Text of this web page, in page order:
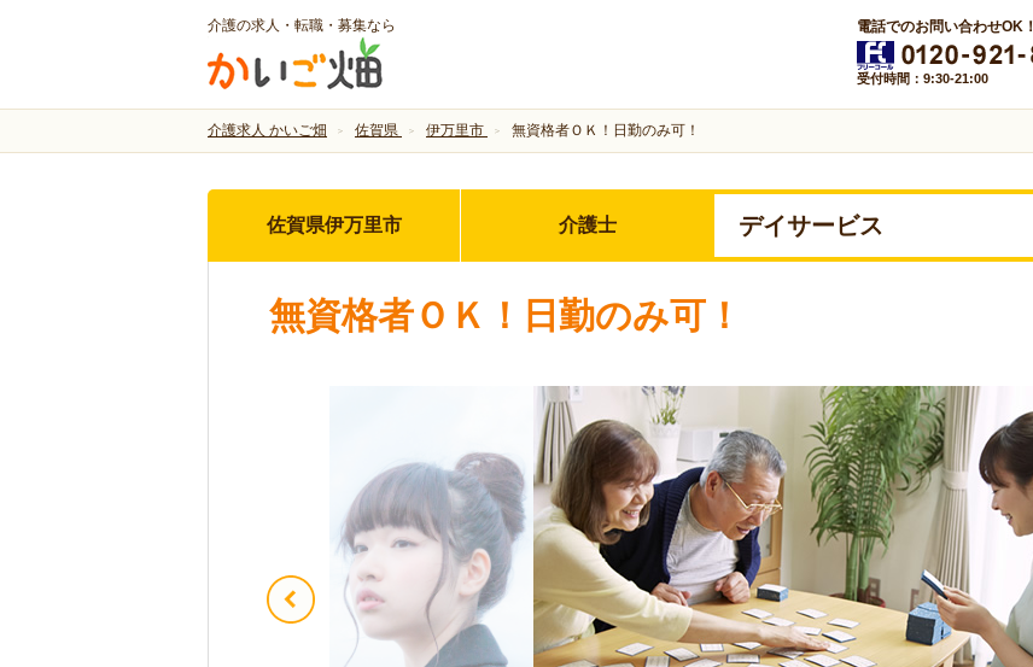
介護の求人・転職・募集なら 電話でのお問い合わせOK！
受付時間：9:30-21:00
介護求人 かいご畑 佐賀県 伊万里市 無資格者ＯＫ！日勤のみ可！
佐賀県伊万里市 介護士 デイサービス
無資格者ＯＫ！日勤のみ可！